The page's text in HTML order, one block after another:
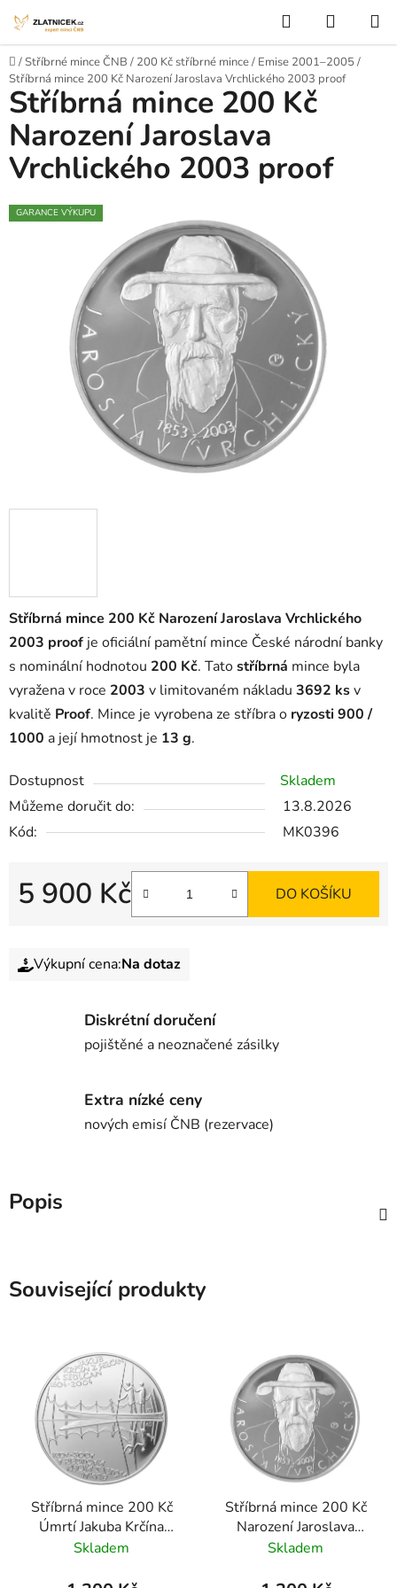
Hledat
Domů
/Stříbrné mince ČNB / 200 Kč stříbrné mince/ Emise 2001–2005/
Stříbrná mince 200 Kč Narození Jaroslava Vrchlického 2003 proof
Stříbrná mince 200 Kč Narození Jaroslava Vrchlického
2003 proof je oficiální pamětní mince České národní banky
s nominální hodnotou 200 Kč. Tatostříbrná mince byla
vyražena v roce 2003 v limitovaném nákladu 3692 ksv
kvalitě Proof. Mince je vyrobena ze stříbra o ryzosti 900 /
1000 a její hmotnost je 13 g.
Dostupnost
Skladem
Můžeme doručit do:
13.8.2026
Kód:
MK0396
5 900 Kč DO KOŠÍKU
Výkupní cena:Na dotaz
Stříbrná mince 200 Kč
Narození Jaroslava
Vrchlického 2003 proof
GARANCE VÝKUPU
Diskrétní doručení
pojištěné a neoznačené zásilky
Extra nízké ceny
nových emisí ČNB (rezervace)
Popis
Související produkty
Stříbrná mince 200 Kč
Úmrtí Jakuba Krčína
z Jelčan a Sedlčan 2004
Skladem
Stříbrná mince 200 Kč
Narození Jaroslava
Vrchlického 2003
Skladem